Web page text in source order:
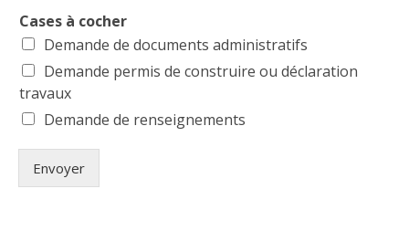
Cases à cocher
Demande de documents administratifs
Demande permis de construire ou déclaration
travaux
Demande de renseignements
Envoyer